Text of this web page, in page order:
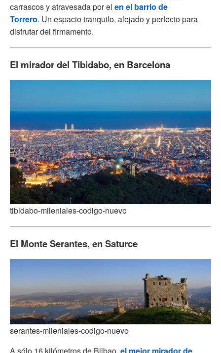
carrascos y atravesada por el en el barrio de
Torrero. Un espacio tranquilo, alejado y perfecto para
disfrutar del firmamento.
El mirador del Tibidabo, en Barcelona
tibidabo-mileniales-codigo-nuevo
El Monte Serantes, en Saturce
serantes-mileniales-codigo-nuevo